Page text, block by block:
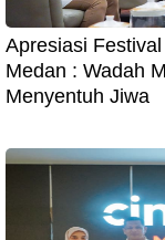
Apresiasi
Medan : Wadah
Menyentuh Jiwa